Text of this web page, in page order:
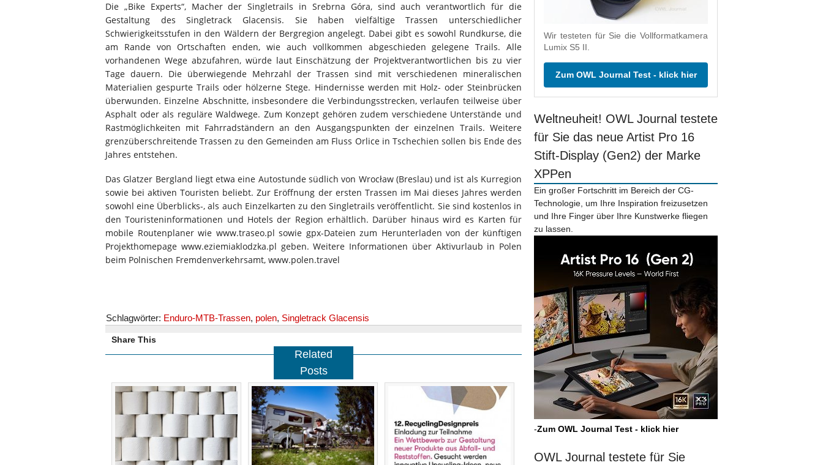
Die „Bike Experts“, Macher der Singletrails in Srebrna Góra, sind auch verantwortlich für die
Gestaltung des Singletrack Glacensis. Sie haben vielfältige Trassen unterschiedlicher
Schwierigkeitsstufen in den Wäldern der Bergregion angelegt. Dabei gibt es sowohl Rundkurse, die
am Rande von Ortschaften enden, wie auch vollkommen abgeschieden gelegene Trails. Alle
vorhandenen Wege abzufahren, würde laut Einschätzung der Projektverantwortlichen bis zu vier
Tage dauern. Die überwiegende Mehrzahl der Trassen sind mit verschiedenen mineralischen
Materialien gespurte Trails oder hölzerne Stege. Hindernisse werden mit Holz- oder Steinbrücken
überwunden. Einzelne Abschnitte, insbesondere die Verbindungsstrecken, verlaufen teilweise über
Asphalt oder als reguläre Waldwege. Zum Konzept gehören zudem verschiedene Unterstände und
Rastmöglichkeiten mit Fahrradständern an den Ausgangspunkten der einzelnen Trails. Weitere
grenzüberschreitende Trassen zu den Gemeinden am Fluss Orlice in Tschechien sollen bis Ende des
Jahres entstehen.
Das Glatzer Bergland liegt etwa eine Autostunde südlich von Wrocław (Breslau) und ist als Kurregion
sowie bei aktiven Touristen beliebt. Zur Eröffnung der ersten Trassen im Mai dieses Jahres werden
sowohl eine Überblicks-, als auch Einzelkarten zu den Singletrails veröffentlicht. Sie sind kostenlos in
den Touristeninformationen und Hotels der Region erhältlich. Darüber hinaus wird es Karten für
mobile Routenplaner wie www.traseo.pl sowie gpx-Dateien zum Herunterladen von der künftigen
Projekthomepage www.eziemiaklodzka.pl geben. Weitere Informationen über Aktivurlaub in Polen
beim Polnischen Fremdenverkehrsamt, www.polen.travel
Schlagwörter: Enduro-MTB-Trassen, polen, Singletrack Glacensis
Share This
Related
Posts
Wir testeten für Sie die Vollformatkamera
Lumix S5 II.
Zum OWL Journal Test - klick hier
Weltneuheit! OWL Journal testete
für Sie das neue Artist Pro 16
Stift-Display (Gen2) der Marke
XPPen
Ein großer Fortschritt im Bereich der CG-
Technologie, um Ihre Inspiration freizusetzen
und Ihre Finger über Ihre Kunstwerke fliegen
zu lassen.
-Zum OWL Journal Test - klick hier
OWL Journal testete für Sie